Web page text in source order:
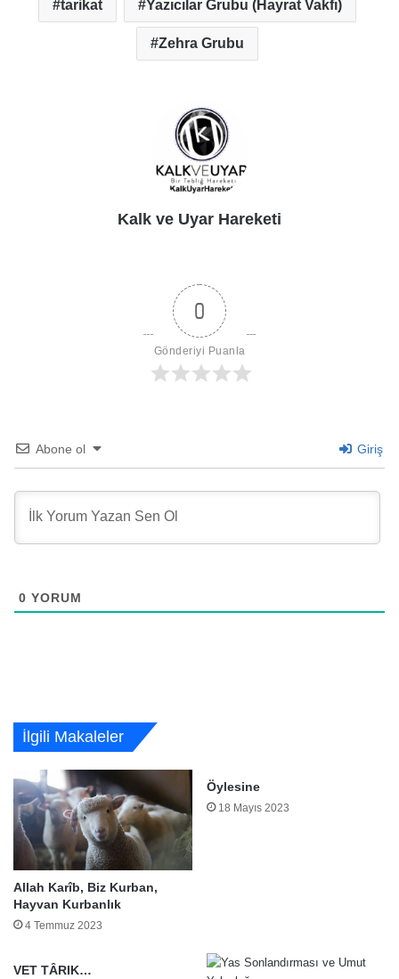
tarikat Yazıcılar Grubu (Hayrat Vakfı)
Zehra Grubu
Kalk ve Uyar Hareketi
0
Gönderiyi Puanla
Abone ol Giriş
0 YORUM
İlgili Makaleler
Allah Karîb, Biz Kurban,
Hayvan Kurbanlık
4 Temmuz 2023
Öylesine
18 Mayıs 2023
VET TÂRIK…